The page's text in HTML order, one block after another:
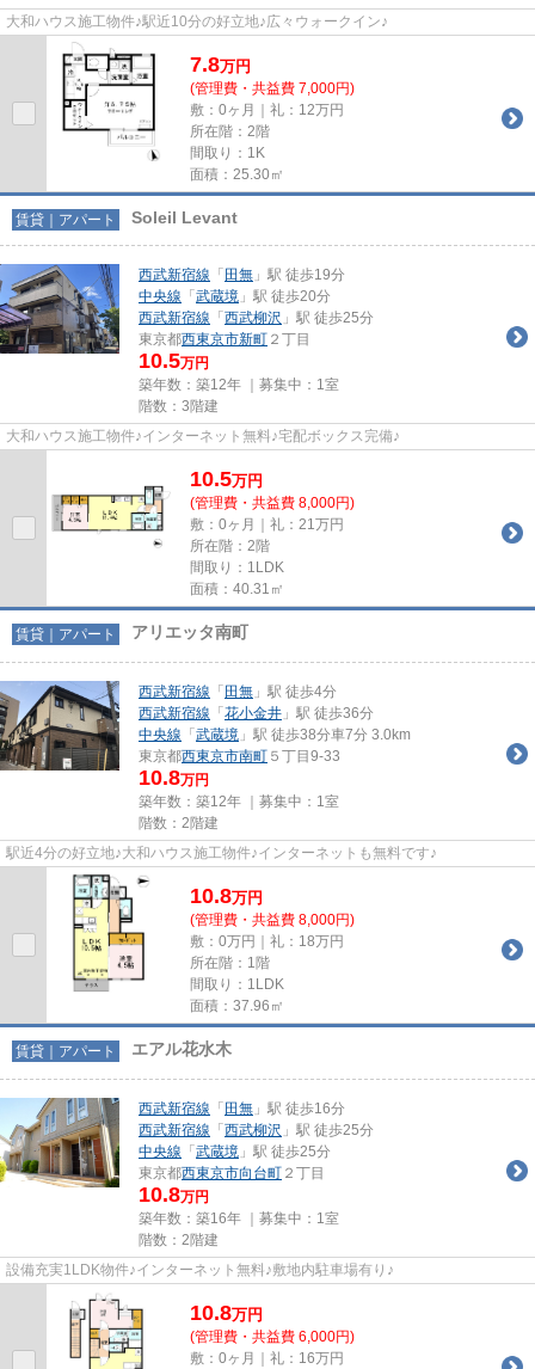
大和ハウス施工物件♪駅近10分の好立地♪広々ウォークイン♪
7.8万円
(管理費・共益費 7,000円)
敷：0ヶ月｜礼：12万円
所在階：2階
間取り：1K
面積：25.30㎡
賃貸｜アパート Soleil Levant
西武新宿線 「 田無 」駅 徒歩19分
中央線 「 武蔵境 」駅 徒歩20分
西武新宿線 「 西武柳沢 」駅 徒歩25分
東京都西東京市新町 ２丁目
10.5万円
築年数：築12年 ｜募集中： 1室
階数：3階建
大和ハウス施工物件♪インターネット無料♪宅配ボックス完備♪
10.5万円
(管理費・共益費 8,000円)
敷：0ヶ月｜礼：21万円
所在階：2階
間取り：1LDK
面積：40.31㎡
賃貸｜アパート アリエッタ南町
西武新宿線 「 田無 」駅 徒歩4分
西武新宿線 「 花小金井 」駅 徒歩36分
中央線 「 武蔵境 」駅 徒歩38分車7分 3.0km
東京都西東京市南町 ５丁目9-33
10.8万円
築年数：築12年 ｜募集中： 1室
階数：2階建
駅近4分の好立地♪大和ハウス施工物件♪インターネットも無料です♪
10.8万円
(管理費・共益費 8,000円)
敷：0万円｜礼：18万円
所在階：1階
間取り：1LDK
面積：37.96㎡
賃貸｜アパート エアル花水木
西武新宿線 「 田無 」駅 徒歩16分
西武新宿線 「 西武柳沢 」駅 徒歩25分
中央線 「 武蔵境 」駅 徒歩25分
東京都西東京市向台町 ２丁目
10.8万円
築年数：築16年 ｜募集中： 1室
階数：2階建
設備充実1LDK物件♪インターネット無料♪敷地内駐車場有り♪
10.8万円
(管理費・共益費 6,000円)
敷：0ヶ月｜礼：16万円